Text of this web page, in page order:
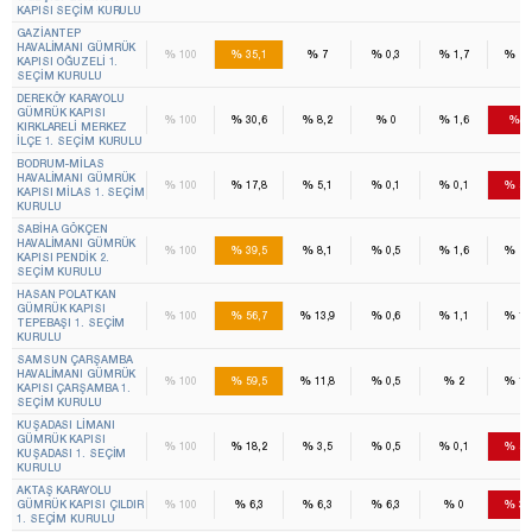
KAPISI SEÇIM KURULU
GAZIANTEP
HAVALIMANI GÜMRÜK
KAPISI OĞUZELI 1.
SEÇIM KURULU
% 100 % 35,1 % 7 %0,3 % 1,7 %
DEREKÖY KARAYOLU
GÜMRÜK KAPISI
KIRKLARELI MERKEZ
İLÇE 1. SEÇIM KURULU
% 100 % 30,6 % 8,2 %0 % 1,6 %
BODRUM-MILAS
HAVALIMANI GÜMRÜK
KAPISI MILAS 1. SEÇIM
KURULU
% 100 % 17,8 % 5,1 %0,1 % 0,1 %
SABIHA GÖKÇEN
HAVALIMANI GÜMRÜK
KAPISI PENDIK 2.
SEÇIM KURULU
% 100 % 39,5 % 8,1 %0,5 % 1,6 %
HASAN POLATKAN
GÜMRÜK KAPISI
TEPEBAŞI 1. SEÇIM
KURULU
% 100 % 56,7 %13,9 %0,6 % 1,1 %
SAMSUN ÇARŞAMBA
HAVALIMANI GÜMRÜK
KAPISI ÇARŞAMBA 1.
SEÇIM KURULU
% 100 % 59,5 %11,8 %0,5 % 2 %
KUŞADASI LIMANI
GÜMRÜK KAPISI
KUŞADASI 1. SEÇIM
KURULU
% 100 % 18,2 % 3,5 %0,5 % 0,1 %
AKTAŞ KARAYOLU
GÜMRÜK KAPISI ÇILDIR
1. SEÇIM KURULU
% 100 %6,3 % 6,3 %6,3 % 0 %